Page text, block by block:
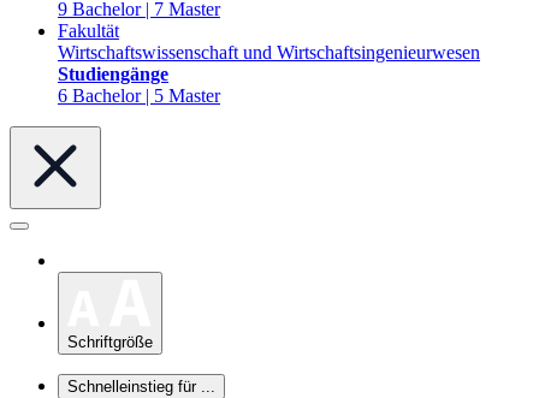
9 Bachelor | 7 Master
Fakultät
Wirtschaftswissenschaft und Wirtschaftsingenieurwesen
Studiengänge
6 Bachelor | 5 Master
Schriftgröße
Schnelleinstieg für ...